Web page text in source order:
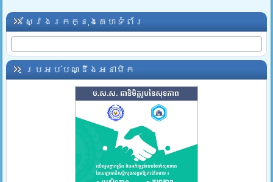
ស្វែងរកក្នុងគេហទំព័រ
ប្រអប់បណ្ដឹងអនាមិក